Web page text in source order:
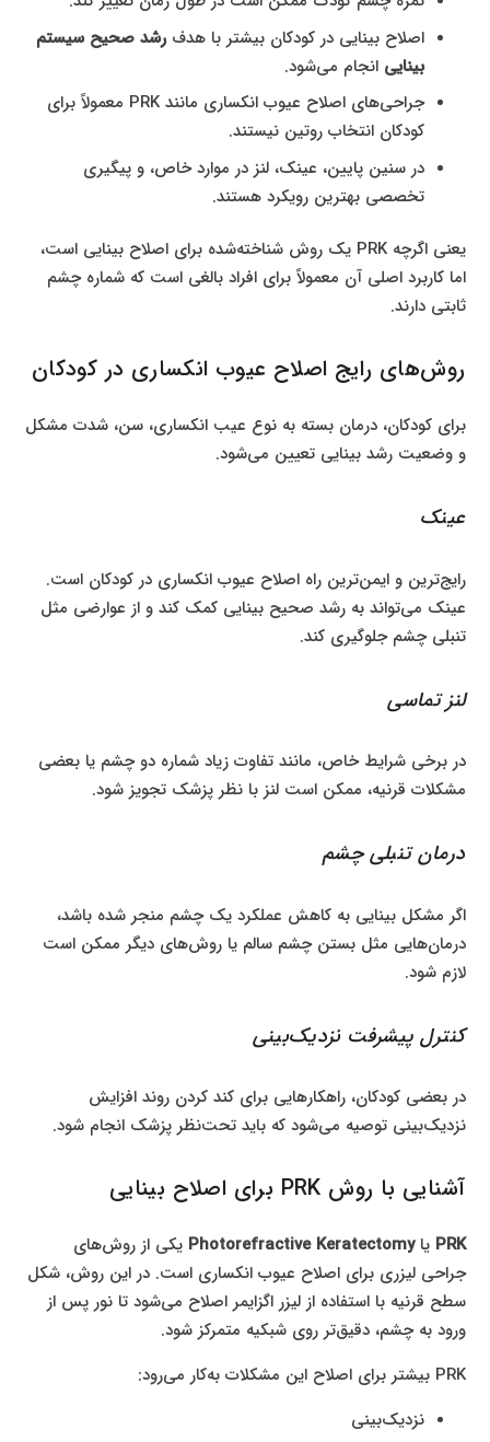
اصلاح بینایی در کودکان بیشتر با هدفرشد صحیح سیستم
بینایی انجام می‌شود.
جراحی‌های اصلاح عیوب انکساری مانند PRK معمولاً برای
کودکان انتخاب روتین نیستند.
در سنین پایین، عینک، لنز در موارد خاص، و پیگیری
تخصصی بهترین رویکرد هستند.
یعنی اگرچه PRK یک روش شناخته‌شده برای اصلاح بینایی است،
اما کاربرد اصلی آن معمولاً برای افراد بالغی است که شماره چشم
ثابتی دارند.
روش‌های رایج اصلاح عیوب انکساری در کودکان
برای کودکان، درمان بسته به نوع عیب انکساری، سن، شدت مشکل
و وضعیت رشد بینایی تعیین می‌شود.
عینک
رایج‌ترین و ایمن‌ترین راه اصلاح عیوب انکساری در کودکان است.
عینک می‌تواند به رشد صحیح بینایی کمک کند و از عوارضی مثل
تنبلی چشم جلوگیری کند.
لنز تماسی
در برخی شرایط خاص، مانند تفاوت زیاد شماره دو چشم یا بعضی
مشکلات قرنیه، ممکن است لنز با نظر پزشک تجویز شود.
درمان تنبلی چشم
اگر مشکل بینایی به کاهش عملکرد یک چشم منجر شده باشد،
درمان‌هایی مثل بستن چشم سالم یا روش‌های دیگر ممکن است
لازم شود.
کنترل پیشرفت نزدیک‌بینی
در بعضی کودکان، راهکارهایی برای کند کردن روند افزایش
نزدیک‌بینی توصیه می‌شود که باید تحت‌نظر پزشک انجام شود.
آشنایی با روش PRK برای اصلاح بینایی
PRK یاPhotorefractive Keratectomy یکی از روش‌های
جراحی لیزری برای اصلاح عیوب انکساری است. در این روش، شکل
سطح قرنیه با استفاده از لیزر اگزایمر اصلاح می‌شود تا نور پس از
ورود به چشم، دقیق‌تر روی شبکیه متمرکز شود.
PRK بیشتر برای اصلاح این مشکلات به‌کار می‌رود:
نزدیک‌بینی